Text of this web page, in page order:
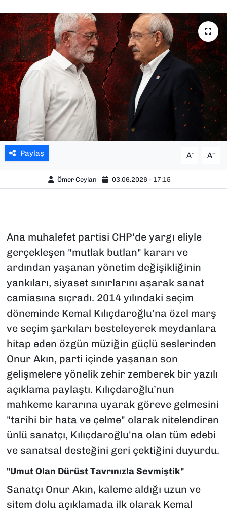
Paylaş A- A+
Ömer Ceylan 03.06.2026 - 17:15
Ana muhalefet partisi CHP'de yargı eliyle
gerçekleşen "mutlak butlan" kararı ve
ardından yaşanan yönetim değişikliğinin
yankıları, siyaset sınırlarını aşarak sanat
camiasına sıçradı. 2014 yılındaki seçim
döneminde Kemal Kılıçdaroğlu’na özel marş
ve seçim şarkıları besteleyerek meydanlara
hitap eden özgün müziğin güçlü seslerinden
Onur Akın, parti içinde yaşanan son
gelişmelere yönelik zehir zemberek bir yazılı
açıklama paylaştı. Kılıçdaroğlu’nun
mahkeme kararına uyarak göreve gelmesini
"tarihi bir hata ve çelme" olarak nitelendiren
ünlü sanatçı, Kılıçdaroğlu'na olan tüm edebi
ve sanatsal desteğini geri çektiğini duyurdu.
"Umut Olan Dürüst Tavrınızla Sevmiştik"
Sanatçı Onur Akın, kaleme aldığı uzun ve
sitem dolu açıklamada ilk olarak Kemal
YEREL YÖNETİMLER